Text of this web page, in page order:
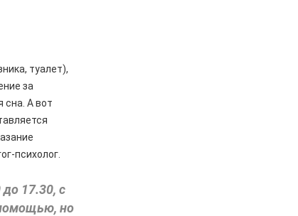
туалет),
за
сна. А вот
психолог.
17.30, с
но